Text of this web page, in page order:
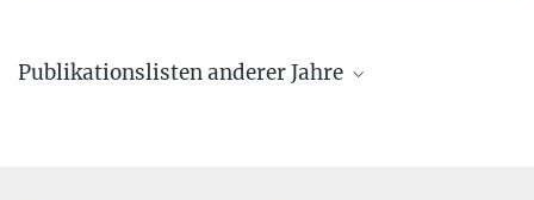
Publikationslisten anderer Jahre